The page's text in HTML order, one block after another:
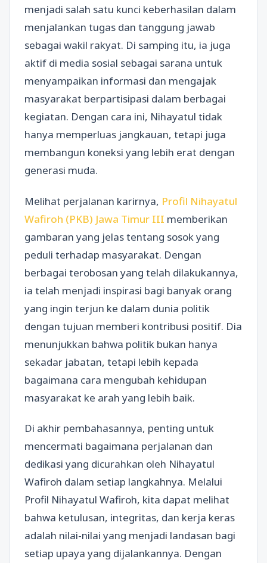
menjadi salah satu kunci keberhasilan dalam
menjalankan tugas dan tanggung jawab
sebagai wakil rakyat. Di samping itu, ia juga
aktif di media sosial sebagai sarana untuk
menyampaikan informasi dan mengajak
masyarakat berpartisipasi dalam berbagai
kegiatan. Dengan cara ini, Nihayatul tidak
hanya memperluas jangkauan, tetapi juga
membangun koneksi yang lebih erat dengan
generasi muda.
Melihat perjalanan karirnya, Profil Nihayatul
Wafiroh (PKB) Jawa Timur III memberikan
gambaran yang jelas tentang sosok yang
peduli terhadap masyarakat. Dengan
berbagai terobosan yang telah dilakukannya,
ia telah menjadi inspirasi bagi banyak orang
yang ingin terjun ke dalam dunia politik
dengan tujuan memberi kontribusi positif. Dia
menunjukkan bahwa politik bukan hanya
sekadar jabatan, tetapi lebih kepada
bagaimana cara mengubah kehidupan
masyarakat ke arah yang lebih baik.
Di akhir pembahasannya, penting untuk
mencermati bagaimana perjalanan dan
dedikasi yang dicurahkan oleh Nihayatul
Wafiroh dalam setiap langkahnya. Melalui
Profil Nihayatul Wafiroh, kita dapat melihat
bahwa ketulusan, integritas, dan kerja keras
adalah nilai-nilai yang menjadi landasan bagi
setiap upaya yang dijalankannya. Dengan